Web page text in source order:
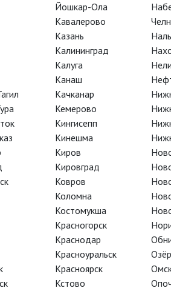
Балеты
Гиллем
Зальцбург-
Фиделио
Йошкар-Ола
Кавалерово
Казань
Калининград
Калуга
Канаш
Качканар
Кемерово
Кингисепп
Кинешма
Киров
Кировград
Ковров
Коломна
Костомукша
Красногорск
Краснодар
Красноуральск
Красноярск
Кстово